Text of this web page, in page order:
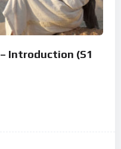
Introduction (S1